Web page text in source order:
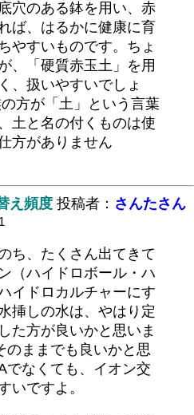
穴のある鉢を用い、赤
ば、はるかに健康に育
やすいものです。ちょ
、「硬質赤玉土」を用
、扱いやすいでしょ
方が「土」という言葉
土と名の付くものは使
方がありません
え頻度 投稿者： さんたさん
ち、たくさん出てきて
（ハイドロボール・ハ
イドロカルチャーにす
挿しの水は、やはり定
た方が良いかと思いま
のままでも良いかと思
でなくても、イオン交
いですよ。